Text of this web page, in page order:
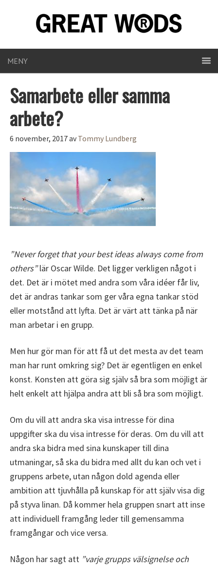
MENY
Samarbete eller samma
arbete?
6 november, 2017avTommy Lundberg
”Never forget that your best ideas always come from
others”lär Oscar Wilde. Det ligger verkligen något i
det. Det är i mötet med andra som våra idéer får liv,
det är andras tankar som ger våra egna tankar stöd
eller motstånd att lyfta. Det är värt att tänka på när
man arbetar i en grupp.
Men hur gör man för att få ut det mesta av det team
man har runt omkring sig? Det är egentligen en enkel
konst. Konsten att göra sig själv så bra som möjligt är
helt enkelt att hjälpa andra att bli så bra som möjligt.
Om du vill att andra ska visa intresse för dina
uppgifter ska du visa intresse för deras. Om du vill att
andra ska bidra med sina kunskaper till dina
utmaningar, så ska du bidra med allt du kan och vet i
gruppens arbete, utan någon dold agenda eller
ambition att tjuvhålla på kunskap för att själv visa dig
på styva linan. Då kommer hela gruppen snart att inse
att individuell framgång leder till gemensamma
framgångar och vice versa.
Någon har sagt att ”varje grupps välsignelse och